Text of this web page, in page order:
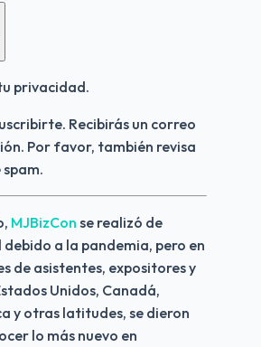
privacidad.
Recibirás un correo
Por favor, también revisa
MJBizCon se realizó de
a la pandemia, pero en
de asistentes, expositores y
Unidos, Canadá,
y otras latitudes, se dieron